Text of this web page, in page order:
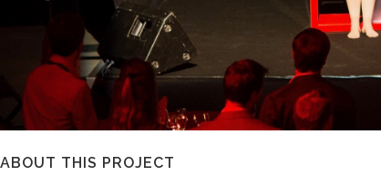
ABOUT THIS PROJECT